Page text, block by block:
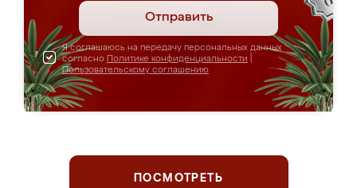
Отправить
Я соглашаюсь на передачу персональных данных
согласно Политике конфиденциальности
Пользовательскому соглашению
ПОСМОТРЕТЬ